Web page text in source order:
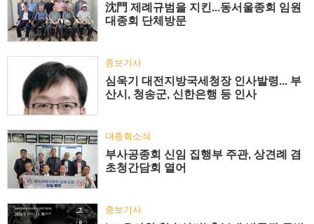
沈門 제례규범을 지킨...동서울종회 임원
대종회 단체방문
종보기사
심욱기 대전지방국세청장 인사발령... 부
산시, 청송군, 신한은행 등 인사
대종회소식
부사공종회 신임 집행부 주관, 상견례 겸
초청간담회 열어
종보기사